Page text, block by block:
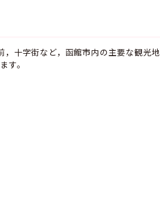
十字街など，函館市内の主要な観光
す。